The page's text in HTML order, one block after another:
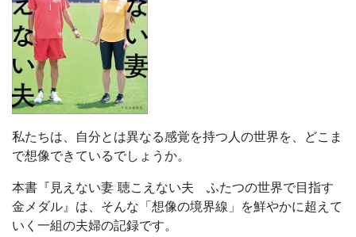
私たちは、自分とは異なる感覚を持つ人の世界を、どこま
で想像できているでしょうか。
本書『見えない妻 聴こえない夫 ふたつの世界で目指す
金メダル』は、そんな「想像の境界線」を鮮やかに超えて
いく一組の夫婦の記録です。